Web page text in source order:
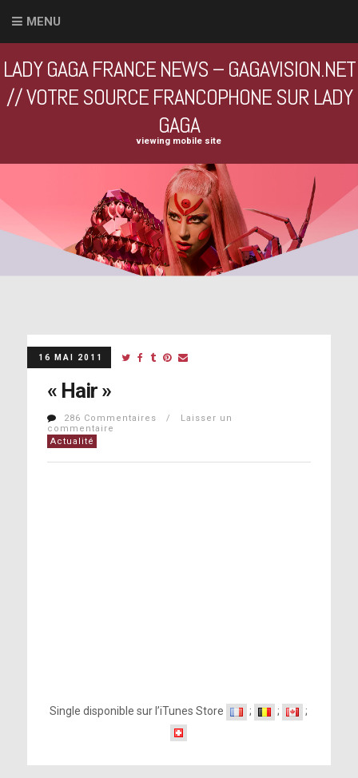
MENU
LADY GAGA FRANCE NEWS – GAGAVISION.NET
// VOTRE SOURCE FRANCOPHONE SUR LADY
GAGA
viewing mobile site
16 MAI 2011
« Hair »
286 Commentaires / Laisser un
commentaire
Actualité
Single disponible sur l’iTunes Store ; ; ;